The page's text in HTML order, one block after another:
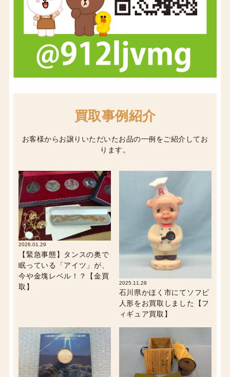
買取事例紹介
お客様からお譲りいただいたお品の一例をご紹介してお
ります。
2026.01.29
【緊急事態】タンスの奥で
眠っている「アイツ」が、
今や金塊レベル！？【金買
取】
2025.11.28
石川県かほく市にてソフビ
人形をお買取しました【フ
ィギュア買取】